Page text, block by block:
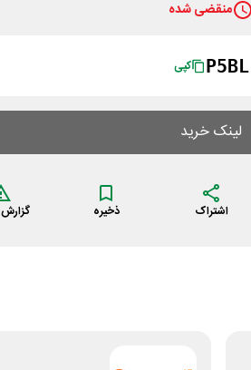
منقضی شده
P5BL کپی
لینک خرید
اشتراک ذخیره